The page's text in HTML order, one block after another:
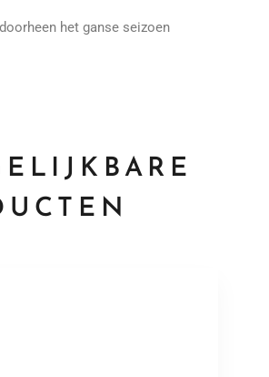
het ganse seizoen